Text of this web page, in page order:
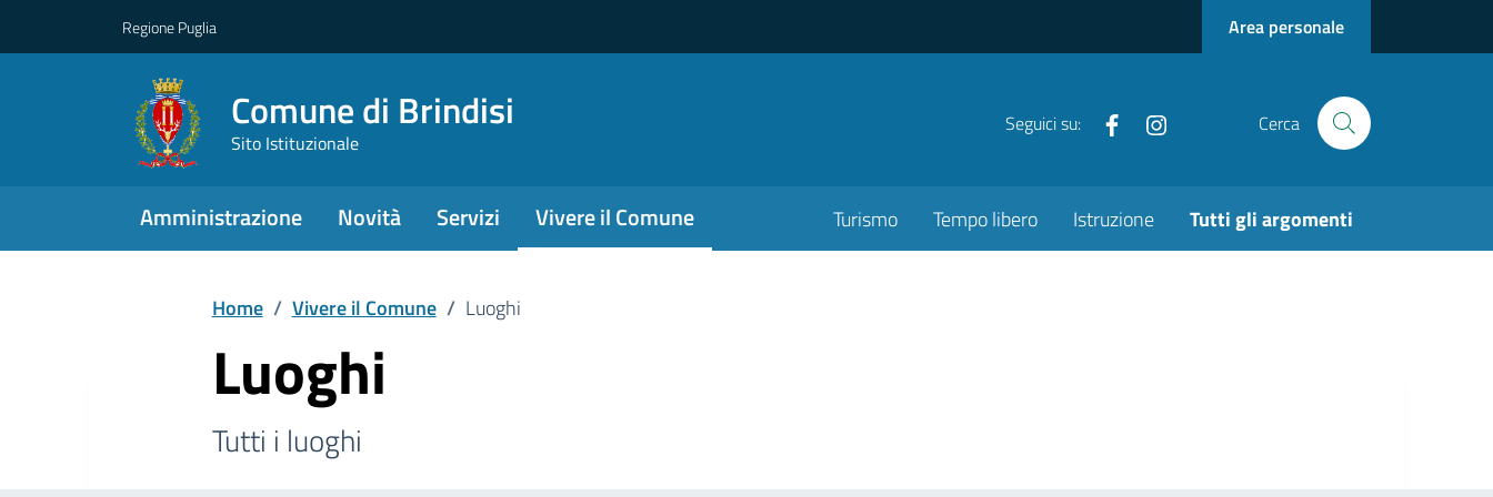
Regione Puglia Area personale
Comune di Brindisi
Sito Istituzionale
Seguici su: FacebookInstagramCerca
Amministrazione Novità Servizi Vivere il Comune Turismo Tempo libero Istruzione Tutti gli argomenti
Home / Vivere il Comune / Luoghi
Luoghi
Tutti i luoghi